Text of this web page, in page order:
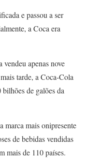
e passou a ser
a Coca era
apenas nove
tarde, a Coca-Cola
de galões da
marca mais onipresente
de bebidas vendidas
mais de 110 países.